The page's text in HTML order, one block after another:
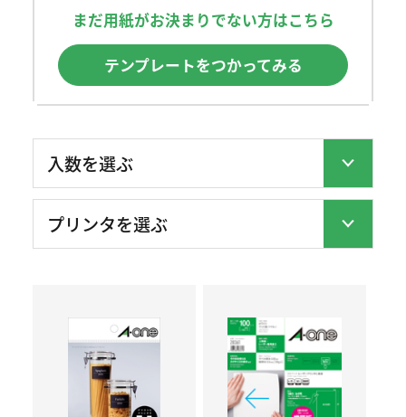
まだ用紙がお決まりでない方はこちら
テンプレートをつかってみる